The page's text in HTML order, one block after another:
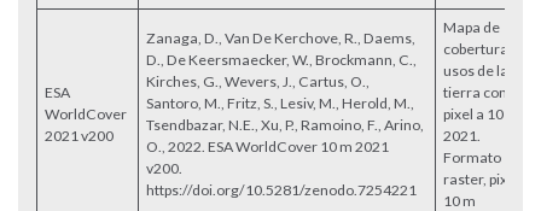
ESA
WorldCover
2021 v200
Zanaga, D., Van De Kerchove, R., Daems,
D., De Keersmaecker, W., Brockmann, C.,
Kirches, G., Wevers, J., Cartus, O.,
Santoro, M., Fritz, S., Lesiv, M., Herold, M.,
Tsendbazar, N.E., Xu, P., Ramoino, F., Arino,
O., 2022. ESA WorldCover 10 m 2021
v200.
https://doi.org/10.5281/zenodo.7254221
Mapa de
cobertura y
usos de la
tierra con
pixel a 10 m,
2021.
Formato
raster, pixel
10 m